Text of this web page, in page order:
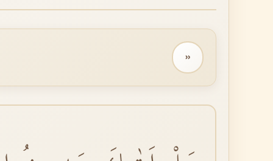
››